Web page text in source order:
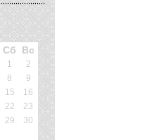
Сб Вс
1
2
8
9
15
16
22
23
29
30